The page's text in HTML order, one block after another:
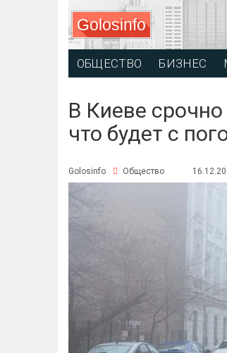
Golosinfo
ОБЩЕСТВО БИЗНЕС
В Киеве срочно
что будет с
Golosinfo Общество